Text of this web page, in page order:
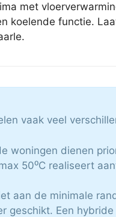
met
koelende functie.
vaak veel
woningen dienen
50⁰C realiseert
aan de minimale
geschikt. Een